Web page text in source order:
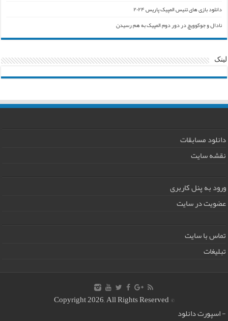
دانلود بازی های تنیس المپیک پاریس ۲۰۲۴
نادال و جوکوویچ در دور دوم المپیک به هم رسیدن
لینک
دانلود مسابقات
نقشه سایت
ورود به پنل کاربری
عضویت در سایت
تماس با سایت
تبلیغات
© Copyright 2026, All Rights Reserved
-اسپورت دانلود